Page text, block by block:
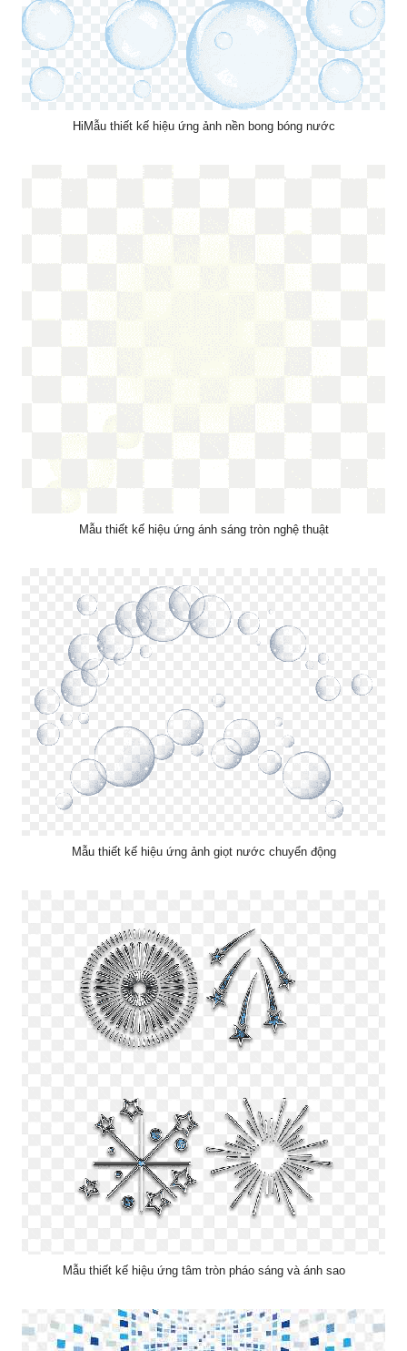
HiMẫu thiết kế hiệu ứng ảnh nền bong bóng nước
Mẫu thiết kế hiệu ứng ánh sáng tròn nghệ thuật
Mẫu thiết kế hiệu ứng ảnh giọt nước chuyển động
Mẫu thiết kế hiệu ứng tâm tròn pháo sáng và ánh sao